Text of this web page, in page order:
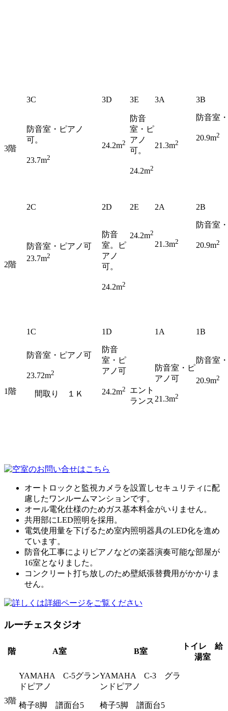
3階
3C 3D 3E 3A 3B
防音室・ピアノ
可。
23.7m2
24.2m2
防音
室・ピ
アノ
可。
24.2m2
21.3m2
防音室
20.9m2
2階
2C 2D 2E 2A 2B
防音室・ピアノ可
23.7m2
防音
室。ピ
アノ
可。
24.2m2
24.2m2
21.3m2
防音室
20.9m2
1階
1C 1D 1A 1B
防音室・ピアノ可
23.72m2
間取り １Ｋ
防音
室・ピ
アノ可
24.2m2
エント
ランス
防音室・ピ
アノ可
21.3m2
防音室
20.9m2
オートロックと監視カメラを設置しセキュリティに配
慮したワンルームマンションです。
オール電化仕様のためガス基本料金がいりません。
共用部にLED照明を採用。
電気使用量を下げるため室内照明器具のLED化を進め
ています。
防音化工事によりピアノなどの楽器演奏可能な部屋が
16室となりました。
コンクリート打ち放しのため壁紙張替費用がかかりま
せん。
ルーチェスタジオ
階 A室 B室
トイレ 給
湯室
3階
YAMAHA C-5グラン
ドピアノ
椅子8脚 譜面台5
YAMAHA C-3 グラ
ンドピアノ
椅子5脚 譜面台5